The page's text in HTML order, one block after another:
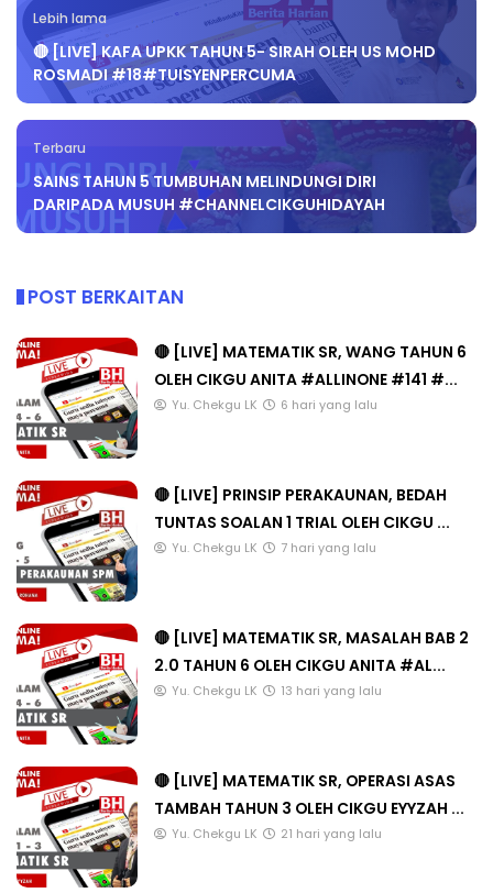
Lebih lama
🔴 [LIVE] KAFA UPKK TAHUN 5- SIRAH OLEH US MOHD
ROSMADI #18#TUISYENPERCUMA
Terbaru
SAINS TAHUN 5 TUMBUHAN MELINDUNGI DIRI
DARIPADA MUSUH #CHANNELCIKGUHIDAYAH
POST BERKAITAN
🔴 [LIVE] MATEMATIK SR, WANG TAHUN 6
OLEH CIKGU ANITA #ALLINONE #141 #...
Yu. Chekgu LK 6 hari yang lalu
🔴 [LIVE] PRINSIP PERAKAUNAN, BEDAH
TUNTAS SOALAN 1 TRIAL OLEH CIKGU ...
Yu. Chekgu LK 7 hari yang lalu
🔴 [LIVE] MATEMATIK SR, MASALAH BAB 2
2.0 TAHUN 6 OLEH CIKGU ANITA #AL...
Yu. Chekgu LK 13 hari yang lalu
🔴 [LIVE] MATEMATIK SR, OPERASI ASAS
TAMBAH TAHUN 3 OLEH CIKGU EYYZAH ...
Yu. Chekgu LK 21 hari yang lalu